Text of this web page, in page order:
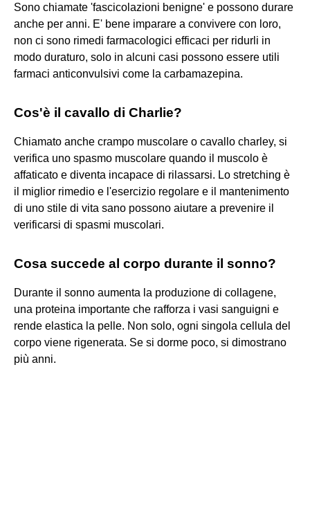
Sono chiamate 'fascicolazioni benigne' e possono durare
anche per anni. E' bene imparare a convivere con loro,
non ci sono rimedi farmacologici efficaci per ridurli in
modo duraturo, solo in alcuni casi possono essere utili
farmaci anticonvulsivi come la carbamazepina.
Cos'è il cavallo di Charlie?
Chiamato anche crampo muscolare o cavallo charley, si
verifica uno spasmo muscolare quando il muscolo è
affaticato e diventa incapace di rilassarsi. Lo stretching è
il miglior rimedio e l'esercizio regolare e il mantenimento
di uno stile di vita sano possono aiutare a prevenire il
verificarsi di spasmi muscolari.
Cosa succede al corpo durante il sonno?
Durante il sonno aumenta la produzione di collagene,
una proteina importante che rafforza i vasi sanguigni e
rende elastica la pelle. Non solo, ogni singola cellula del
corpo viene rigenerata. Se si dorme poco, si dimostrano
più anni.